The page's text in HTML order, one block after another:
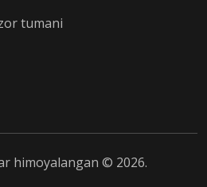
tumani
himoyalangan © 2026.